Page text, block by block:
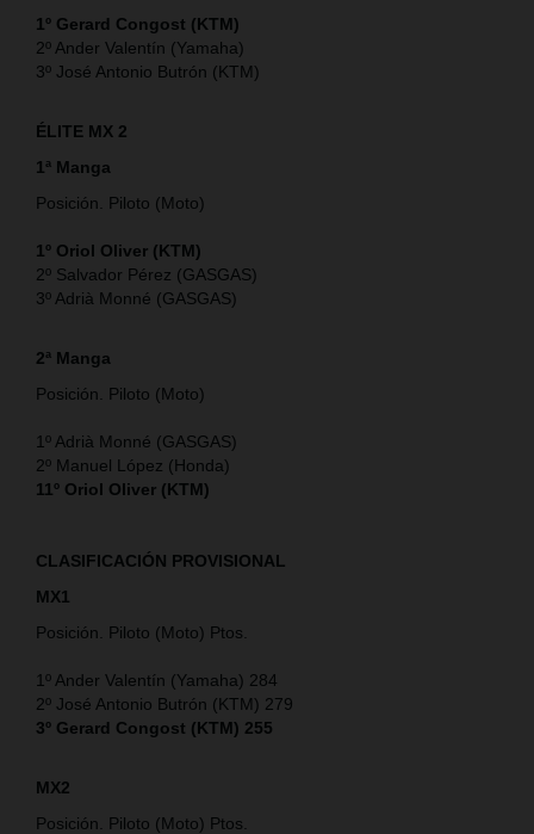
1º Gerard Congost (KTM)
2º Ander Valentín (Yamaha)
3º José Antonio Butrón (KTM)
ÉLITE MX 2
1ª Manga
Posición. Piloto (Moto)
1º Oriol Oliver (KTM)
2º Salvador Pérez (GASGAS)
3º Adrià Monné (GASGAS)
2ª Manga
Posición. Piloto (Moto)
1º Adrià Monné (GASGAS)
2º Manuel López (Honda)
11º Oriol Oliver (KTM)
CLASIFICACIÓN PROVISIONAL
MX1
Posición. Piloto (Moto) Ptos.
1º Ander Valentín (Yamaha) 284
2º José Antonio Butrón (KTM) 279
3º Gerard Congost (KTM) 255
MX2
Posición. Piloto (Moto) Ptos.